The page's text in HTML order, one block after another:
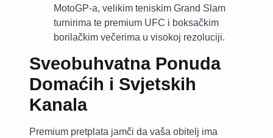
MotoGP-a, velikim teniskim Grand Slam
turnirima te premium UFC i boksačkim
borilačkim večerima u visokoj rezoluciji.
Sveobuhvatna Ponuda
Domaćih i Svjetskih
Kanala
Premium pretplata jamči da vaša obitelj ima